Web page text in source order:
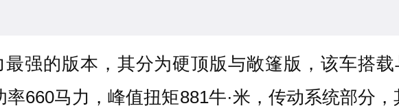
强的版本，其分为硬顶版与敞篷版，该车搭
660马力，峰值扭矩881牛·米，传动系统部分